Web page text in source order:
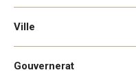
Ville
Gouvernerat